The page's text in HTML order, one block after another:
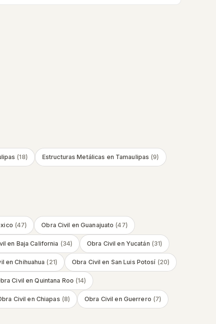
(18) Estructuras Metálicas en Tamaulipas (9)
(47) Obra Civil en Guanajuato (47)
en Baja California (34) Obra Civil en Yucatán (31)
enChihuahua (21) Obra Civil en San Luis Potosí (20)
Civil enQuintana Roo (14)
Civil en Chiapas (8) Obra Civil en Guerrero (7)